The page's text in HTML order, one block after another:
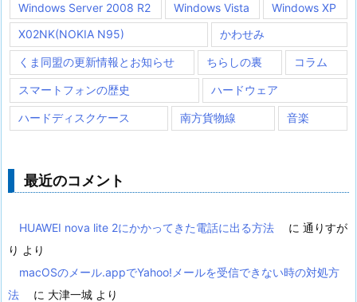
Windows Server 2008 R2
Windows Vista
Windows XP
X02NK(NOKIA N95)
かわせみ
くま同盟の更新情報とお知らせ ちらしの裏 コラム
スマートフォンの歴史 ハードウェア
ハードディスクケース 南方貨物線 音楽
最近のコメント
HUAWEI nova lite 2にかかってきた電話に出る方法 に 通りすが
り より
macOSのメール.appでYahoo!メールを受信できない時の対処方
法
に 大津一城 より